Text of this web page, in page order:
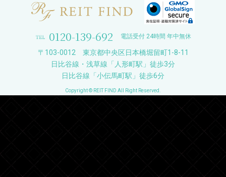
0120-139-692 電話受付 24時間 年中無休
〒103-0012 東京都中央区日本橋堀留町1-8-11
日比谷線・浅草線「人形町駅」徒歩3分
日比谷線「小伝馬町駅」徒歩6分
Copyright © REIT FIND All Right Reserved.